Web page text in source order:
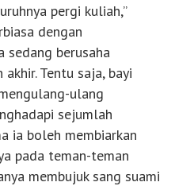
pergi kuliah,”
dengan
sedang berusaha
Tentu saja, bayi
ulang
sejumlah
ia boleh membiarkan
pada teman-teman
membujuk sang suami